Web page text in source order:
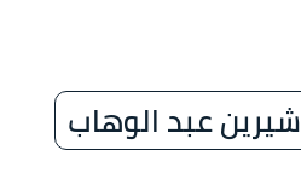
شيرين عبد الوهاب